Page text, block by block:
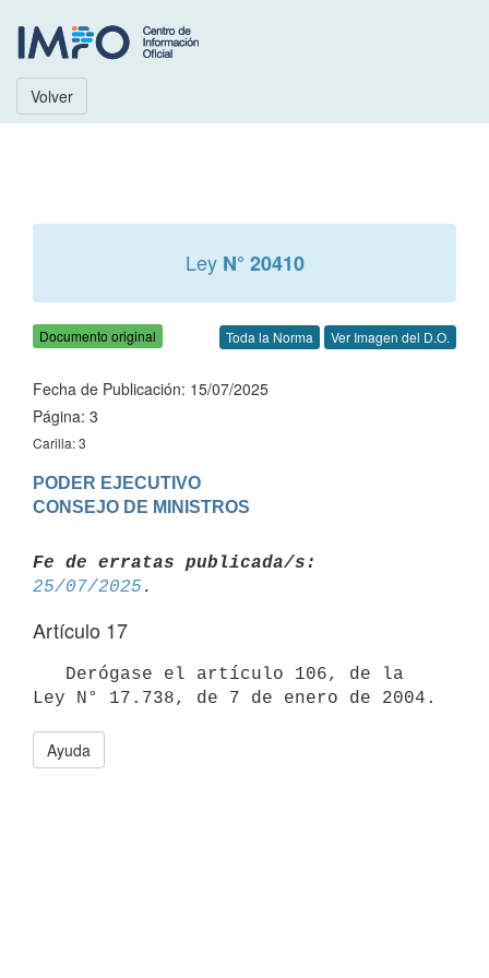
Volver
Ley N° 20410
Documento original Toda la Norma Ver Imagen del D.O.
Fecha de Publicación: 15/07/2025
Página: 3
Carilla: 3
PODER EJECUTIVO
Fe de erratas publicada/s:
25/07/2025
Artículo 17
Ayuda